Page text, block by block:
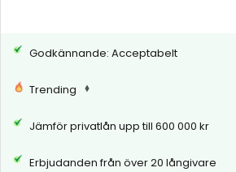
Godkännande: Acceptabelt
Trending
Jämför privatlån upp till 600 000 kr
Erbjudanden från över 20 långivare